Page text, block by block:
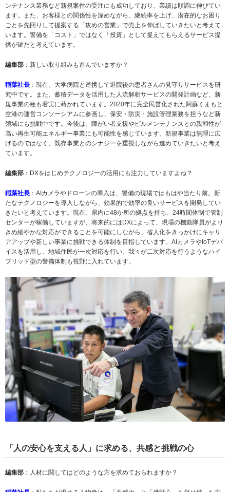
ンテナンス業務など新規案件の受注にも成功しており、業績は順調に伸びてい
ます。また、お客様との関係性を深めながら、継続率を上げ、潜在的なお困り
ごとを先回りして提案する「攻めの営業」で売上を伸ばしていきたいと考えて
います。警備を「コスト」ではなく「投資」として捉えてもらえるサービス提
供が鍵だと考えています。
編集部 ：新しい取り組みも進んでいますか？
稲葉社長 ：現在、大学病院と連携して退院後の患者さんの見守りサービスを研
究中です。また、蓄積データを活用した人流解析サービスの開発計画など、新
規事業の種も着実に蒔かれています。2020年に完全民営化された阿蘇くまもと
空港の運営コンソーシアムに参画し、保安・防災・施設管理業務を担うなど新
領域にも挑戦中です。今後は、障がい者支援やビルメンテナンスとの親和性が
高い再生可能エネルギー事業にも可能性を感じています。新規事業は無理に広
げるのではなく、既存事業とのシナジーを重視しながら進めていきたいと考え
ています。
編集部 ：DXをはじめテクノロジーの活用にも注力していますよね？
稲葉社長 ：AIカメラやドローンの導入は、警備の現場ではもはや当たり前。新
たなテクノロジーを導入しながら、効果的で効率の良いサービスを開発してい
きたいと考えています。現在、県内に48か所の拠点を持ち、24時間体制で管制
センターが稼働していますが、将来的にはDXによって、現場の機動隊員がより
きめ細やかな対応ができることを可能にしながら、省人化をきっかけにキャリ
アアップや新しい事業に挑戦できる体制を目指しています。AIカメラやIoTデバ
イスを活用し、地域住民が一次対応を行い、我々が二次対応を行うようなハイ
ブリッド型の警備体制も視野に入れています。
「人の安心を支える人」に求める、共感と挑戦の心
編集部 ：人材に関してはどのような方を求めておられますか？